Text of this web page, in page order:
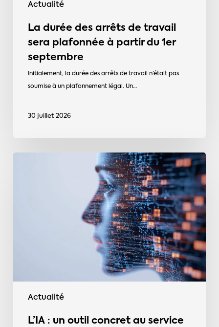
Actualité
La durée des arrêts de travail
sera plafonnée à partir du 1er
septembre
Initialement, la durée des arrêts de travail n’était pas
soumise à un plafonnement légal. Un…
30 juillet 2026
Actualité
L’IA : un outil concret au service